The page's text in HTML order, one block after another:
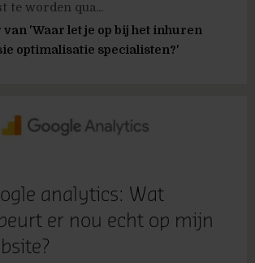
te worden qua...
van 'Waar let je op bij het inhuren
optimalisatie specialisten?'
analytics: Wat
er nou echt op mijn